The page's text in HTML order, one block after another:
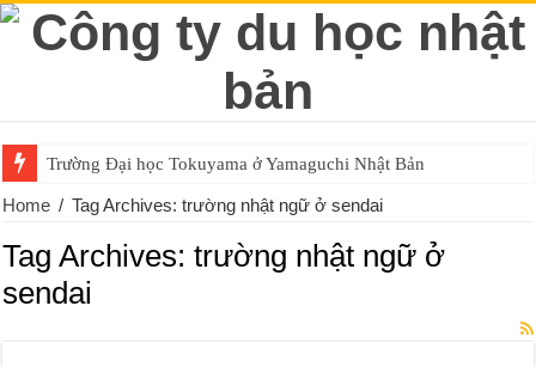
Trường Đại học Tokuyama ở Yamaguchi Nhật Bản
Home / Tag Archives: trường nhật ngữ ở sendai
Tag Archives:trường nhật ngữ ở
sendai